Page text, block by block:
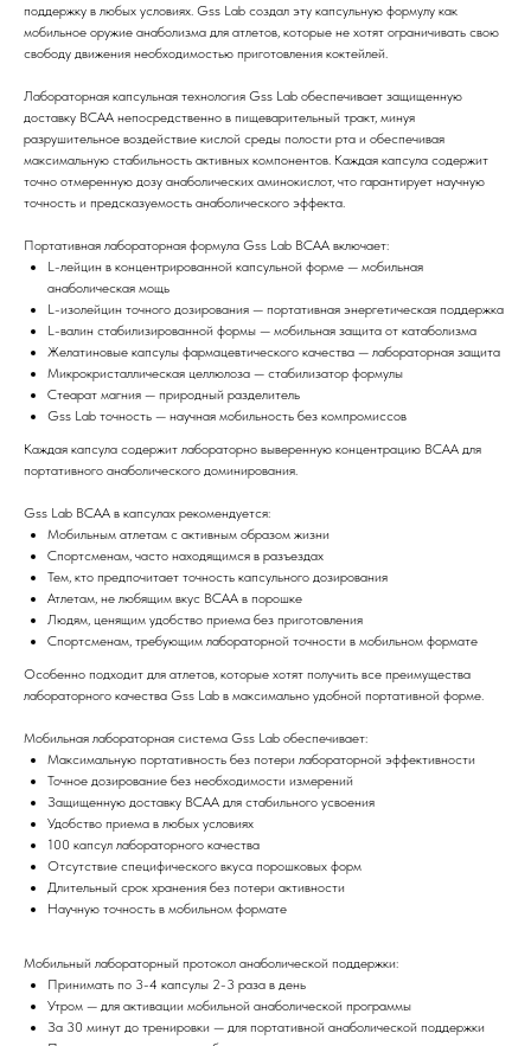
поддержку в любых условиях. Gss Lab создал эту капсульную формулу как
мобильное оружие анаболизма для атлетов, которые не хотят ограничивать свою
свободу движения необходимостью приготовления коктейлей.
Лабораторная капсульная технология Gss Lab обеспечивает защищенную
доставку BCAA непосредственно в пищеварительный тракт, минуя
разрушительное воздействие кислой среды полости рта и обеспечивая
максимальную стабильность активных компонентов. Каждая капсула содержит
точно отмеренную дозу анаболических аминокислот, что гарантирует научную
точность и предсказуемость анаболического эффекта.
Портативная лабораторная формула Gss Lab BCAA включает:
L-лейцин в концентрированной капсульной форме — мобильная
анаболическая мощь
L-изолейцин точного дозирования — портативная энергетическая поддержка
L-валин стабилизированной формы — мобильная защита от катаболизма
Желатиновые капсулы фармацевтического качества — лабораторная защита
Микрокристаллическая целлюлоза — стабилизатор формулы
Стеарат магния — природный разделитель
Gss Lab точность — научная мобильность без компромиссов
Каждая капсула содержит лабораторно выверенную концентрацию BCAA для
портативного анаболического доминирования.
Gss Lab BCAA в капсулах рекомендуется:
Мобильным атлетам с активным образом жизни
Спортсменам, часто находящимся в разъездах
Тем, кто предпочитает точность капсульного дозирования
Атлетам, не любящим вкус BCAA в порошке
Людям, ценящим удобство приема без приготовления
Спортсменам, требующим лабораторной точности в мобильном формате
Особенно подходит для атлетов, которые хотят получить все преимущества
лабораторного качества Gss Lab в максимально удобной портативной форме.
Мобильная лабораторная система Gss Lab обеспечивает:
Максимальную портативность без потери лабораторной эффективности
Точное дозирование без необходимости измерений
Защищенную доставку BCAA для стабильного усвоения
Удобство приема в любых условиях
100 капсул лабораторного качества
Отсутствие специфического вкуса порошковых форм
Длительный срок хранения без потери активности
Научную точность в мобильном формате
Мобильный лабораторный протокол анаболической поддержки:
Принимать по 3-4 капсулы 2-3 раза в день
Утром — для активации мобильной анаболической программы
За 30 минут до тренировки — для портативной анаболической поддержки